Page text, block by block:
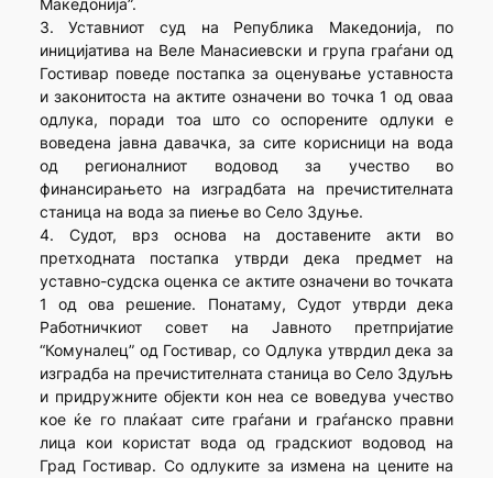
Македонија”.
3. Уставниот суд на Република Македонија, по
иницијатива на Веле Манасиевски и група граѓани од
Гостивар поведе постапка за оценување уставноста
и законитоста на актите означени во точка 1 од оваа
одлука, поради тоа што со оспорените одлуки е
воведена јавна давачка, за сите корисници на вода
од регионалниот водовод за учество во
финансирањето на изградбата на пречистителната
станица на вода за пиење во Село Здуње.
4. Судот, врз основа на доставените акти во
претходната постапка утврди дека предмет на
уставно-судска оценка се актите означени во точката
1 од ова решение. Понатаму, Судот утврди дека
Работничкиот совет на Јавното претпријатие
“Комуналец” од Гостивар, со Одлука утврдил дека за
изградба на пречистителната станица во Село Здуљњ
и придружните објекти кон неа се воведува учество
кое ќе го плаќаат сите граѓани и граѓанско правни
лица кои користат вода од градскиот водовод на
Град Гостивар. Со одлуките за измена на цените на